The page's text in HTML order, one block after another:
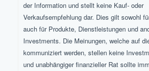
der Information und stellt keine Kauf- oder
Verkaufsempfehlung dar. Dies gilt sowohl
auch für Produkte, Dienstleistungen und
Investments. Die Meinungen, welche auf
kommuniziert werden, stellen keine
und unabhängiger finanzieller Rat sollte